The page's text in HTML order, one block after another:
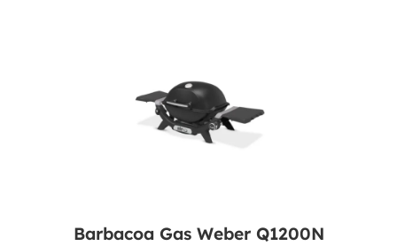
Barbacoa Gas Weber Q1200N